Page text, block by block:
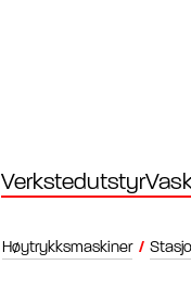
Verkstedutstyr
Høytrykksmaskiner /